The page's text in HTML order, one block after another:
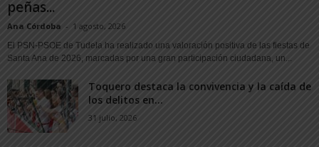
peñas...
Ana Córdoba - 1 agosto, 2026
El PSN-PSOE de Tudela ha realizado una valoración positiva de las fiestas de
Santa Ana de 2026, marcadas por una gran participación ciudadana, un...
Toquero destaca la convivencia y la caída de
los delitos en...
31 julio, 2026